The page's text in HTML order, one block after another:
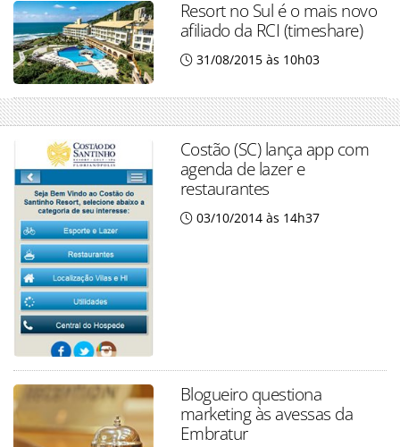
Resort no Sul é o mais novo
afiliado da RCI (timeshare)
31/08/2015 às 10h03
Costão (SC) lança app com
agenda de lazer e
restaurantes
03/10/2014 às 14h37
Blogueiro questiona
marketing às avessas da
Embratur